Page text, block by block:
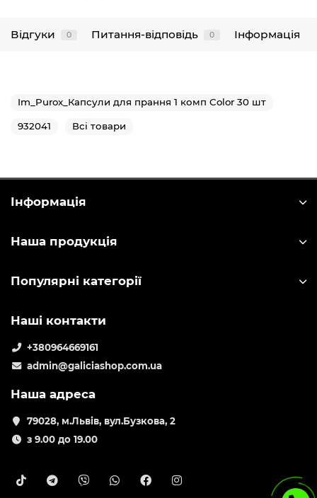
Відгуки 0 Питання-відповідь 0 Інформація
Im_Purox_Капсули для прання 1 комп Color 30 шт
932041 Всі товари
Інформація
Наша продукція
Популярні категорії
Наші контакти
+380964669161
admin@galiciashop.com.ua
Наша адреса
79028, м.Львів, вул.Бузкова, 2
з 9.00 до 19.00